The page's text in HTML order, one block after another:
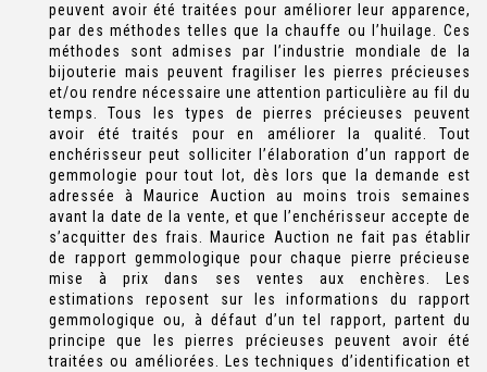
peuvent avoir été traitées pour améliorer leur apparence,
par des méthodes telles que la chauffe ou l’huilage. Ces
méthodes sont admises par l’industrie mondiale de la
bijouterie mais peuvent fragiliser les pierres précieuses
et/ou rendre nécessaire une attention particulière au fil du
temps. Tous les types de pierres précieuses peuvent
avoir été traités pour en améliorer la qualité. Tout
enchérisseur peut solliciter l’élaboration d’un rapport de
gemmologie pour tout lot, dès lors que la demande est
adressée à Maurice Auction au moins trois semaines
avant la date de la vente, et que l’enchérisseur accepte de
s’acquitter des frais. Maurice Auction ne fait pas établir
de rapport gemmologique pour chaque pierre précieuse
mise à prix dans ses ventes aux enchères. Les
estimations reposent sur les informations du rapport
gemmologique ou, à défaut d’un tel rapport, partent du
principe que les pierres précieuses peuvent avoir été
traitées ou améliorées. Les techniques d’identification et